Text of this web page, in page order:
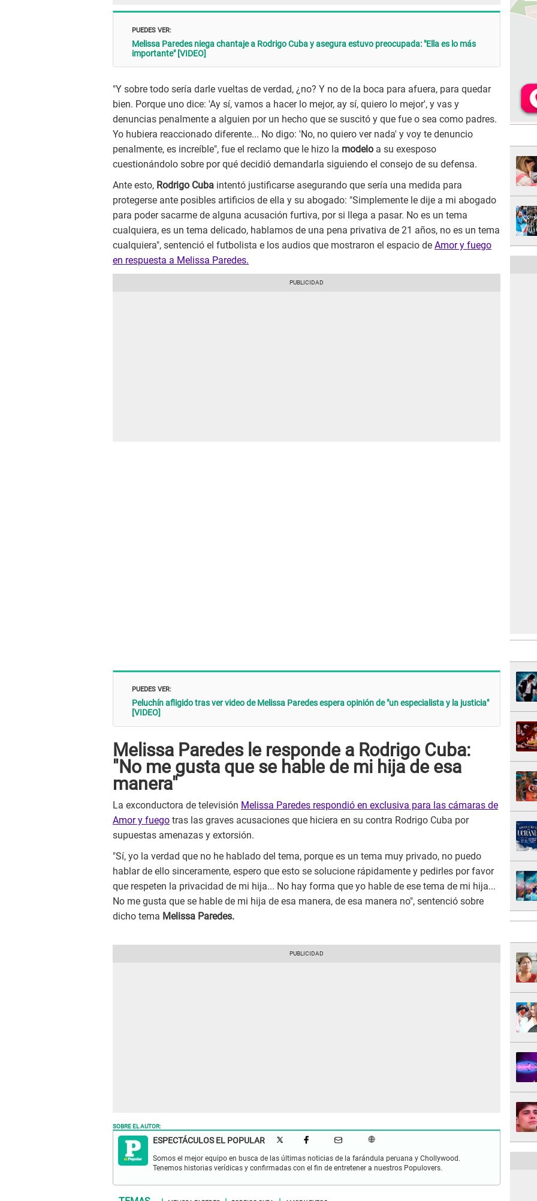
PUEDES VER:
Melissa Paredes niega chantaje a Rodrigo Cuba y asegura estuvo preocupada: "Ella es lo más
importante" [VIDEO]
"Y sobre todo sería darle vueltas de verdad, ¿no? Y no de la boca para afuera, para quedar
bien. Porque uno dice: 'Ay sí, vamos a hacer lo mejor, ay sí, quiero lo mejor', y vas y
denuncias penalmente a alguien por un hecho que se suscitó y que fue o sea como padres.
Yo hubiera reaccionado diferente... No digo: 'No, no quiero ver nada' y voy te denuncio
penalmente, es increíble", fue el reclamo que le hizo la modelo a su exesposo
cuestionándolo sobre por qué decidió demandarla siguiendo el consejo de su defensa.
Ante esto, Rodrigo Cuba intentó justificarse asegurando que sería una medida para
protegerse ante posibles artificios de ella y su abogado: "Simplemente le dije a mi abogado
para poder sacarme de alguna acusación furtiva, por si llega a pasar. No es un tema
cualquiera, es un tema delicado, hablamos de una pena privativa de 21 años, no es un tema
cualquiera", sentenció el futbolista e los audios que mostraron el espacio de Amor y fuego
en respuesta a Melissa Paredes.
PUEDES VER:
Peluchín afligido tras ver video de Melissa Paredes espera opinión de "un especialista y la justicia"
[VIDEO]
Melissa Paredes le responde a Rodrigo Cuba:
"No me gusta que se hable de mi hija de esa
manera"
La exconductora de televisión Melissa Paredes respondió en exclusiva para las cámaras de
Amor y fuego tras las graves acusaciones que hiciera en su contra Rodrigo Cuba por
supuestas amenazas y extorsión.
"Sí, yo la verdad que no he hablado del tema, porque es un tema muy privado, no puedo
hablar de ello sinceramente, espero que esto se solucione rápidamente y pedirles por favor
que respeten la privacidad de mi hija... No hay forma que yo hable de ese tema de mi hija...
No me gusta que se hable de mi hija de esa manera, de esa manera no", sentenció sobre
dicho tema Melissa Paredes.
SOBRE EL AUTOR:
ESPECTÁCULOS EL POPULAR
Somos el mejor equipo en busca de las últimas noticias de la farándula peruana y Chollywood.
Tenemos historias verídicas y confirmadas con el fin de entretener a nuestros Populovers.